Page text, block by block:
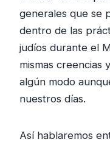
generales que se
dentro de las
judíos durante el
mismas creencias
algún modo
nuestros días.
Así hablaremos